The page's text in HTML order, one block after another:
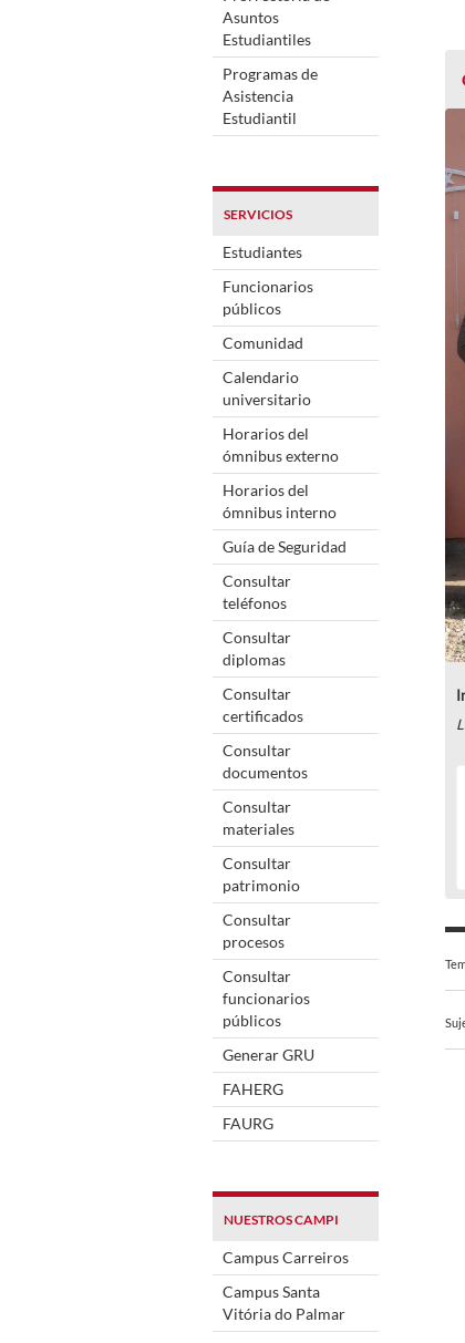
Asuntos
Estudiantiles
Programas de
Asistencia
Estudiantil
SERVICIOS
Estudiantes
Funcionarios
públicos
Comunidad
Calendario
universitario
Horarios del
ómnibus externo
Horarios del
ómnibus interno
Guía de Seguridad
Consultar
teléfonos
Consultar
diplomas
Consultar
certificados
Consultar
documentos
Consultar
materiales
Consultar
patrimonio
Consultar
procesos
Consultar
funcionarios
públicos
Generar GRU
FAHERG
FAURG
NUESTROS CAMPI
Campus Carreiros
Campus Santa
Vitória do Palmar